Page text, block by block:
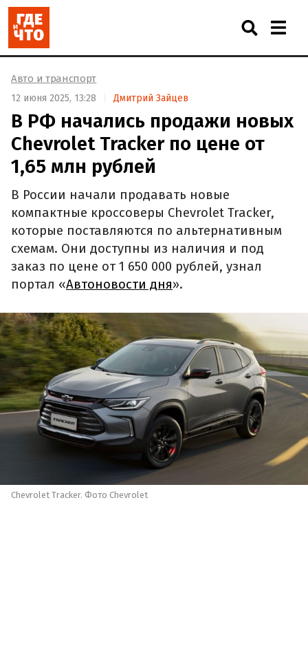
Авто и транспорт
12 июня 2025, 13:28 Дмитрий Зайцев
В РФ начались продажи новых
Chevrolet Tracker по цене от
1,65 млн рублей
В России начали продавать новые
компактные кроссоверы Chevrolet Tracker,
которые поставляются по альтернативным
схемам. Они доступны из наличия и под
заказ по цене от 1 650 000 рублей, узнал
портал «Автоновости дня».
Chevrolet Tracker. Фото Chevrolet